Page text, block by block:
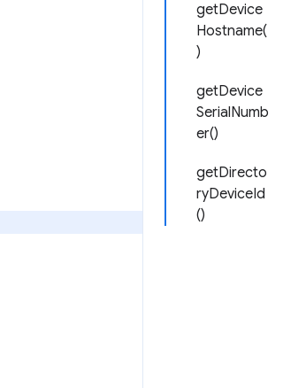
getDevice
Hostname(
)
getDevice
SerialNumb
er()
getDirecto
ryDeviceId
()